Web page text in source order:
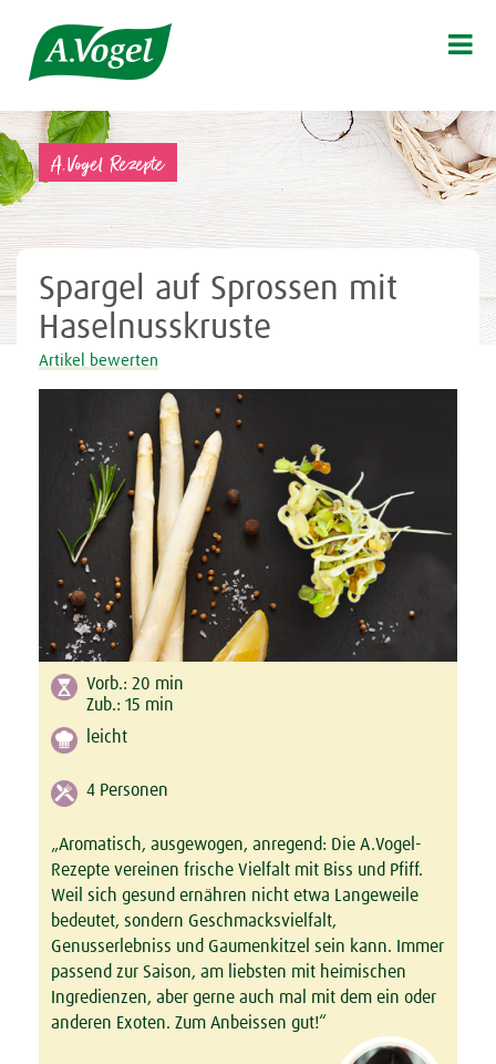

A.Vogel Rezepte
Spargel auf Sprossen mit
Haselnusskruste
Artikel bewerten
Vorb.: 20 min
Zub.: 15 min
leicht
4 Personen
„Aromatisch, ausgewogen, anregend: Die A.Vogel-
Rezepte vereinen frische Vielfalt mit Biss und Pfiff.
Weil sich gesund ernähren nicht etwa Langeweile
bedeutet, sondern Geschmacksvielfalt,
Genusserlebniss und Gaumenkitzel sein kann. Immer
passend zur Saison, am liebsten mit heimischen
Ingredienzen, aber gerne auch mal mit dem ein oder
anderen Exoten. Zum Anbeissen gut!“